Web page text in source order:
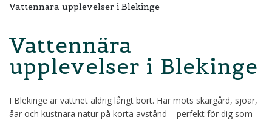
Vattennära upplevelser i Blekinge
Vattennära
upplevelser i Blekinge
I Blekinge är vattnet aldrig långt bort. Här möts skärgård, sjöar,
åar och kustnära natur på korta avstånd – perfekt för dig som